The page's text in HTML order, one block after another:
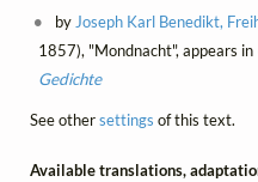
by Joseph Karl Benedikt,
1857), "Mondnacht", appears in
Gedichte
See othersettings of this text.
Available translations,